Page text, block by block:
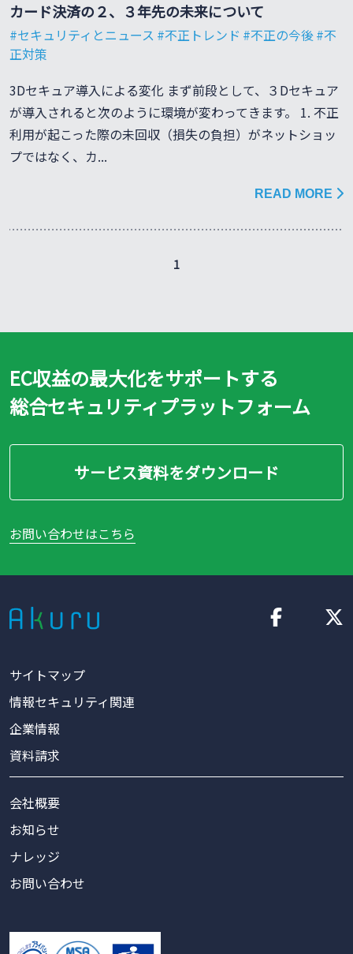
カード決済の２、３年先の未来について
セキュリティとニュース 不正トレンド 不正の今後 不
正対策
3Dセキュア導入による変化 まず前段として、３Dセキュア
が導入されると次のように環境が変わってきます。 1. 不正
利用が起こった際の未回収（損失の負担）がネットショッ
プではなく、カ...
READ MORE
1
EC収益の最大化をサポートする
総合セキュリティプラットフォーム
サービス資料をダウンロード
お問い合わせはこちら
サイトマップ
情報セキュリティ関連
企業情報
資料請求
会社概要
お知らせ
ナレッジ
お問い合わせ